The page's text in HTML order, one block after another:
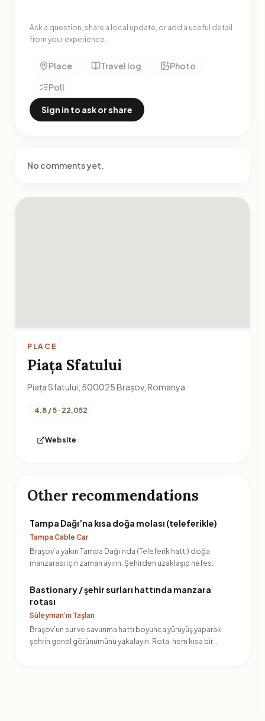
Ask a question, share a local update, or add a useful detail
from your experience.
Place Travel log
Photo
Poll
Sign in to ask or share
No comments yet.
PLACE
Piața Sfatului
Piața Sfatului, 500025 Brașov, Romanya
4.8 / 5 · 22,052
Website
Other recommendations
Tampa Dağı’na kısa doğa molası (teleferikle)
Tampa Cable Car
Braşov’a yakın Tampa Dağı’nda (Teleferik hattı) doğa
manzarası için zaman ayırın. Şehirden uzaklaşıp nefes
Bastionary / şehir surları hattında manzara
rotası
Süleyman'ın Taşları
Braşov’un sur ve savunma hattı boyunca yürüyüş yaparak
şehrin genel görünümünü yakalayın. Rota, hem kısa bir